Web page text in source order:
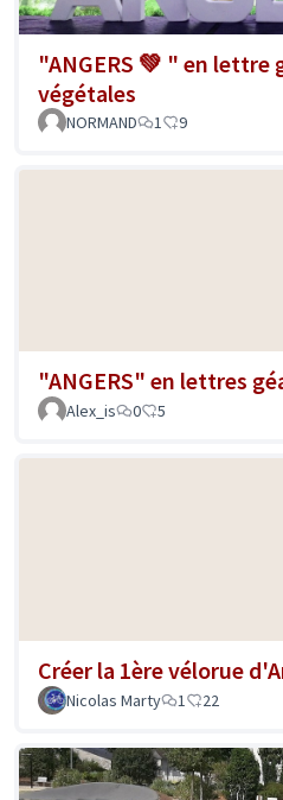
"ANGERS 💚 " en lettre
végétales
NORMAND 1 9
"ANGERS" en lettres
Alex_is
0 5
Créer la 1ère vélorue
Nicolas Marty
1 22